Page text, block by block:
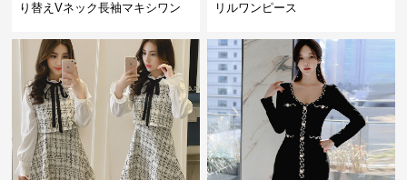
り替えVネック長袖マキシワン
リルワンピース